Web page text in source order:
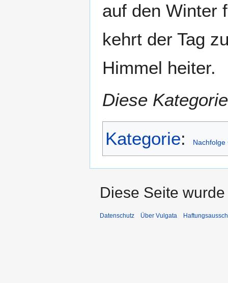
auf den Winter
kehrt der Tag
Himmel heiter.
Diese
Kategorie: Nachfolge
Diese Seite
Datenschutz Über Vulgata